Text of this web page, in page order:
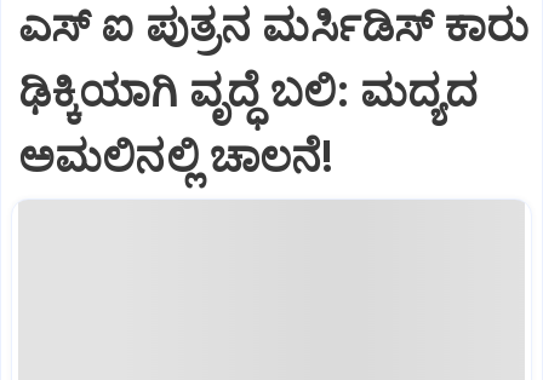
ಎಸ್ ಐ ಪುತ್ರನ ಮರ್ಸಿಡಿಸ್‌ ಕಾರು
ಢಿಕ್ಕಿಯಾಗಿ ವೃದ್ಧೆ ಬಲಿ: ಮದ್ಯದ
ಅಮಲಿನಲ್ಲಿ ಚಾಲನೆ!